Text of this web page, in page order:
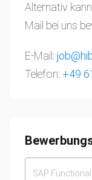
Alternativ
Mail bei uns
E-Mail:
Telefon: +49